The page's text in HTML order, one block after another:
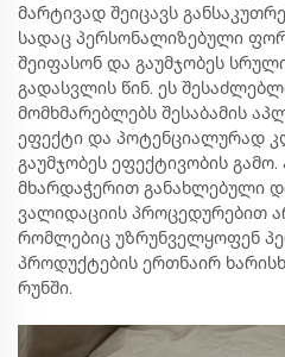
მარტივად შეიცავს
სადაც პერსონალიზებული
შეიფასონ და გაუმჯობეს
გადასვლის წინ. ეს
მომხმარებლებს შესაბამის
ეფექტი და პოტენციალურად
გაუმჯობეს ეფექტივობის
მხარდაჭერით განახლებული
ვალიდაციის პროცედურებით
რომლებიც უზრუნველყოფენ
პროდუქტების ერთნაირ
რუნში.